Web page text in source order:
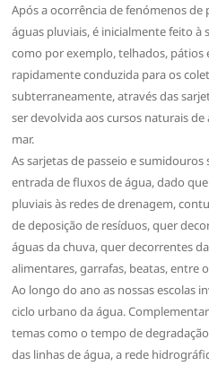
Após a ocorrência de fenómenos de
águas pluviais, é inicialmente feito à
como por exemplo, telhados, pátios
rapidamente conduzida para os
subterraneamente, através das
ser devolvida aos cursos naturais
mar.
As sarjetas de passeio e
entrada de fluxos de água, dado
pluviais às redes de drenagem,
de deposição de resíduos, quer
águas da chuva, quer decorrentes
alimentares, garrafas, beatas, entre
Ao longo do ano as nossas escolas
ciclo urbano da água.
temas como o tempo de
das linhas de água, a rede